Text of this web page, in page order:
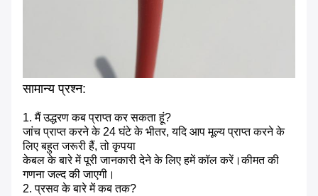
सामान्य प्रश्न:
1. मैं उद्धरण कब प्राप्त कर सकता हूं?
जांच प्राप्त करने के 24 घंटे के भीतर, यदि आप मूल्य प्राप्त करने के
लिए बहुत जरूरी हैं, तो कृपया
केबल के बारे में पूरी जानकारी देने के लिए हमें कॉल करें।कीमत की
गणना जल्द की जाएगी।
2. प्रसव के बारे में कब तक?